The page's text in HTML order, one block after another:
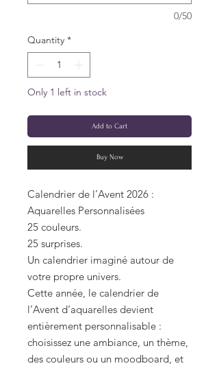
0/50
Quantity *
Only 1 left in stock
Add to Cart
Buy Now
Calendrier de l’Avent 2026 :
Aquarelles Personnalisées
25 couleurs.
25 surprises.
Un calendrier imaginé autour de
votre propre univers.
Cette année, le calendrier de
l’Avent d’aquarelles devient
entièrement personnalisable :
choisissez une ambiance, un thème,
des couleurs ou un moodboard, et